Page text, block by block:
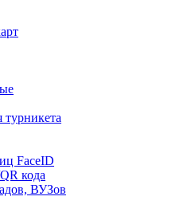
FaceID
кода
ВУЗов